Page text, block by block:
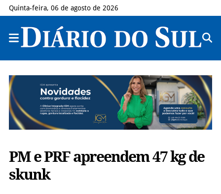
Quinta-feira, 06 de agosto de 2026
PM e PRF apreendem 47 kg de
skunk